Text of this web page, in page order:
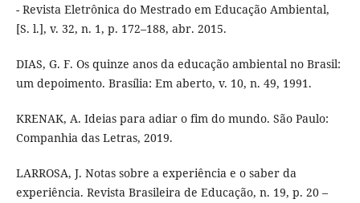
- Revista Eletrônica do Mestrado em Educação Ambiental,
[S. l.], v. 32, n. 1, p. 172–188, abr. 2015.
DIAS, G. F. Os quinze anos da educação ambiental no Brasil:
um depoimento. Brasília: Em aberto, v. 10, n. 49, 1991.
KRENAK, A. Ideias para adiar o fim do mundo. São Paulo:
Companhia das Letras, 2019.
LARROSA, J. Notas sobre a experiência e o saber da
experiência. Revista Brasileira de Educação, n. 19, p. 20 –